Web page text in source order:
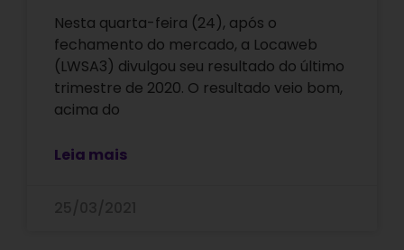
Nesta quarta-feira (24), após o
fechamento do mercado, a Locaweb
(LWSA3) divulgou seu resultado do último
trimestre de 2020. O resultado veio bom,
acima do
Leia mais